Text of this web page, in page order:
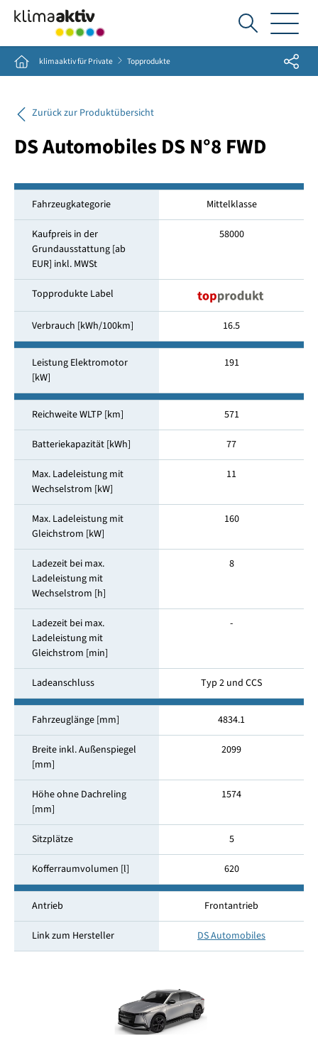
Ich
suche...
Home klimaaktiv für Private Topprodukte Share
Zurück zur Produktübersicht
DS Automobiles DS N°8 FWD
Fahrzeugkategorie Mittelklasse
Kaufpreis in der
Grundausstattung [ab
EUR] inkl. MWSt
58000
Topprodukte Label
Verbrauch [kWh/100km] 16.5
Leistung Elektromotor
[kW]
191
Reichweite WLTP [km] 571
Batteriekapazität [kWh] 77
Max. Ladeleistung mit
Wechselstrom [kW]
11
Max. Ladeleistung mit
Gleichstrom [kW]
160
Ladezeit bei max.
Ladeleistung mit
Wechselstrom [h]
8
Ladezeit bei max.
Ladeleistung mit
Gleichstrom [min]
-
Ladeanschluss Typ 2 und CCS
Fahrzeuglänge [mm] 4834.1
Breite inkl. Außenspiegel
[mm]
2099
Höhe ohne Dachreling
[mm]
1574
Sitzplätze 5
Kofferraumvolumen [l] 620
Antrieb Frontantrieb
Link zum Hersteller DS Automobiles